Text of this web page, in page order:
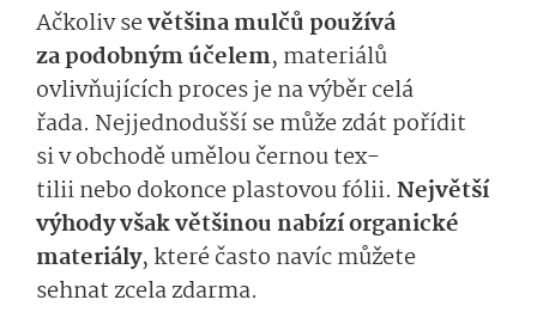
Ačkoliv sevětšina mulčů používá
zapodobnýmú­čelem, materiálů
ovlivňujících proces je na výběrcelá
řada. Nejjedno­duššíse může zdát pořídit
siv obchoděu­měloučernoutex­
tiliinebo do­konceplastovou fólii. Největší
výhodyvšak většinou nabízí organické
materiály, které často navícmů­žete
sehnat zcelazdar­ma.